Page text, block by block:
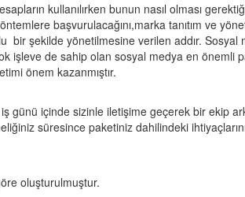
kullanılırken bunun nasıl olması
başvurulacağını,marka tanıtım ve
bir şekilde yönetilmesine verilen addır. Sosyal
işleve de sahip olan sosyal medya en önemli
önem kazanmıştır.
günü içinde sizinle iletişime geçerek bir ekip
süresince paketiniz dahilindeki
oluşturulmuştur.